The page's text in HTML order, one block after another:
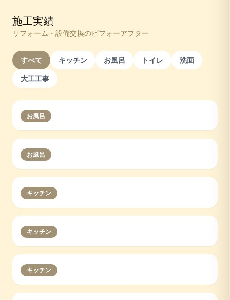
施工実績
リフォーム・設備交換のビフォーアフター
すべて キッチン お風呂 トイレ
洗面
大工工事
お風呂
お風呂
キッチン
キッチン
キッチン